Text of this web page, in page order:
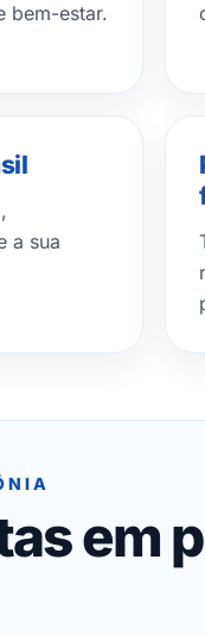
bem-estar.
a sua
em